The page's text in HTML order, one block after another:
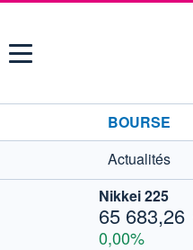
Menu
BOURSE
Actualités
Nikkei 225
65 683,26
0,00%